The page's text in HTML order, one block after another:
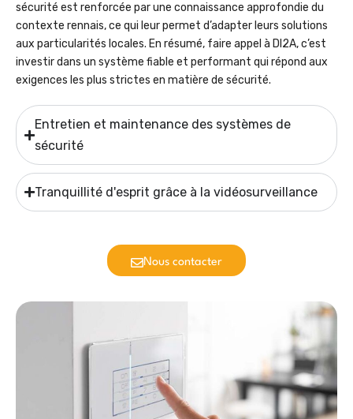
sécurité est renforcée par une connaissance approfondie du
contexte rennais, ce qui leur permet d’adapter leurs solutions
aux particularités locales. En résumé, faire appel à DI2A, c’est
investir dans un système fiable et performant qui répond aux
exigences les plus strictes en matière de sécurité.
Entretien et maintenance des systèmes de
sécurité
Tranquillité d'esprit grâce à la vidéosurveillance
Nous contacter